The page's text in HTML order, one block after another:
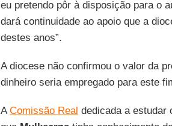
eu pretendo pôr à disposição para o
dará continuidade ao apoio que a
destes anos”.
A diocese não confirmou o valor da
dinheiro seria empregado para este
AComissão Real dedicada a estudar